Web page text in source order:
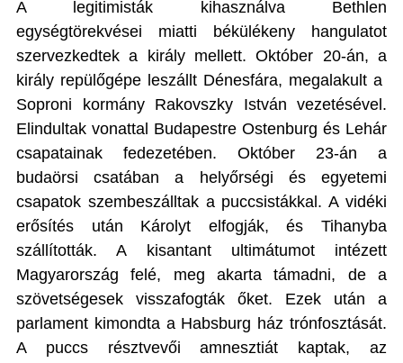
A legitimisták kihasználva Bethlen
egységtörekvései miatti békülékeny hangulatot
szervezkedtek a király mellett. Október 20-án, a
király repülőgépe leszállt Dénesfára, megalakult a
Soproni kormány Rakovszky István vezetésével.
Elindultak vonattal Budapestre Ostenburg és Lehár
csapatainak fedezetében. Október 23-án a
budaörsi csatában a helyőrségi és egyetemi
csapatok szembeszálltak a puccsistákkal. A vidéki
erősítés után Károlyt elfogják, és Tihanyba
szállították. A kisantant ultimátumot intézett
Magyarország felé, meg akarta támadni, de a
szövetségesek visszafogták őket. Ezek után a
parlament kimondta a Habsburg ház trónfosztását.
A puccs résztvevői amnesztiát kaptak, az